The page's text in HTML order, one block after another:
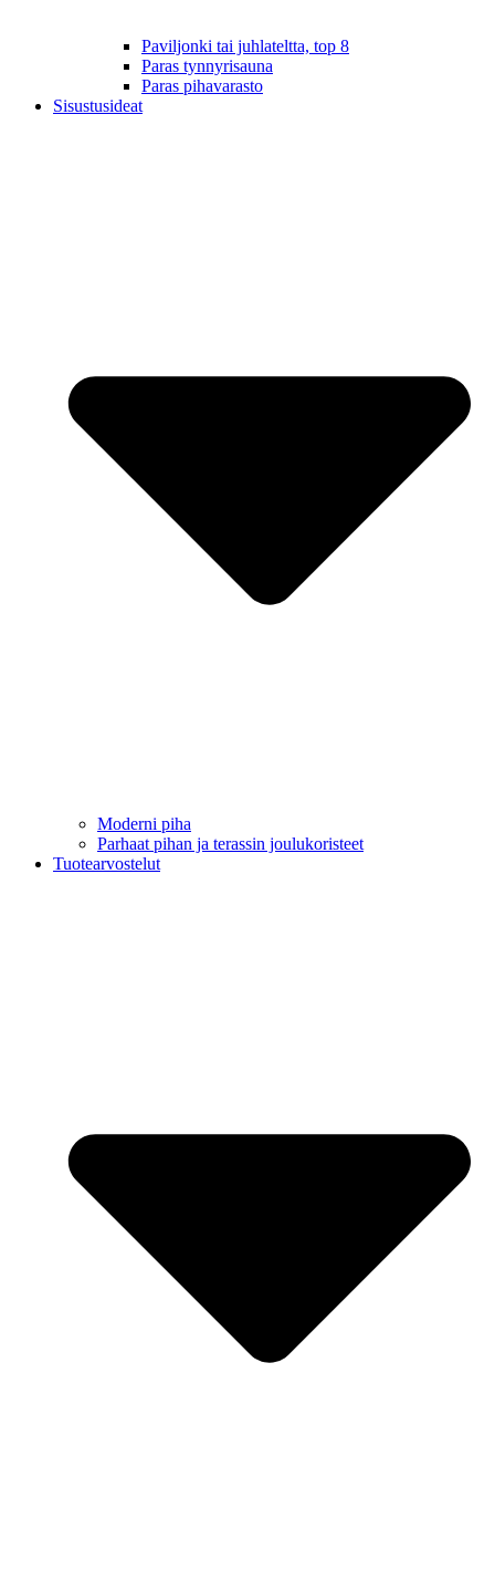
Paviljonki tai juhlateltta, top 8
Paras tynnyrisauna
Paras pihavarasto
Sisustusideat
Moderni piha
Parhaat pihan ja terassin joulukoristeet
Tuotearvostelut